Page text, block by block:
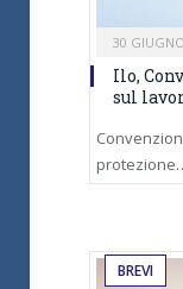
30
Ilo,
sul
BREVI